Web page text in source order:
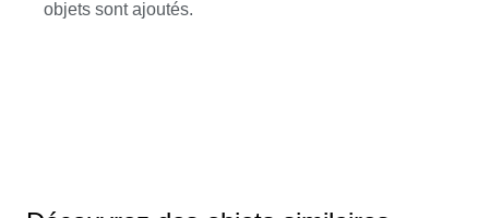
objets sont ajoutés.